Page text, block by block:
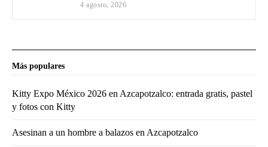
4 agosto, 2026
Más populares
Kitty Expo México 2026 en Azcapotzalco: entrada gratis, pastel
y fotos con Kitty
Asesinan a un hombre a balazos en Azcapotzalco